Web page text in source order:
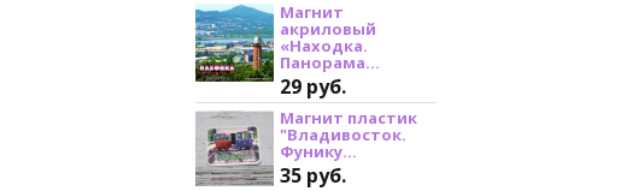
Магнит
акриловый
«Находка.
Панорама...
29 руб.
Магнит пластик
"Владивосток.
Фунику...
35 руб.